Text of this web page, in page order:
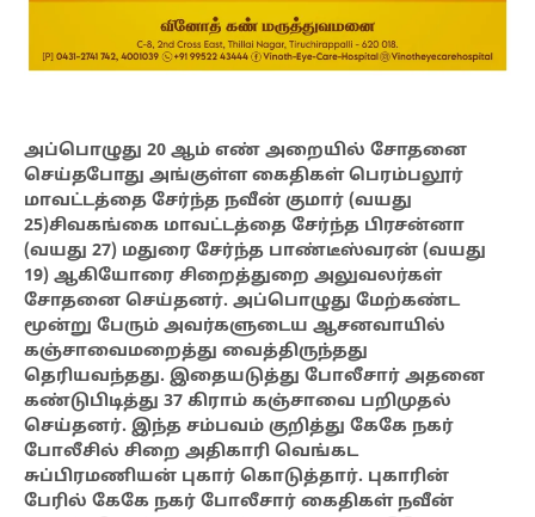
அப்பொழுது 20 ஆம் எண் அறையில் சோதனை
செய்தபோது அங்குள்ள கைதிகள் பெரம்பலூர்
மாவட்டத்தை சேர்ந்த நவீன் குமார் (வயது
25)சிவகங்கை மாவட்டத்தை சேர்ந்த பிரசன்னா
(வயது 27) மதுரை சேர்ந்த பாண்டீஸ்வரன் (வயது
19) ஆகியோரை சிறைத்துறை அலுவலர்கள்
சோதனை செய்தனர். அப்பொழுது மேற்கண்ட
மூன்று பேரும் அவர்களுடைய ஆசனவாயில்
கஞ்சாவைமறைத்து வைத்திருந்தது
தெரியவந்தது. இதையடுத்து போலீசார் அதனை
கண்டுபிடித்து 37 கிராம் கஞ்சாவை பறிமுதல்
செய்தனர். இந்த சம்பவம் குறித்து கேகே நகர்
போலீசில் சிறை அதிகாரி வெங்கட
சுப்பிரமணியன் புகார் கொடுத்தார். புகாரின்
பேரில் கேகே நகர் போலீசார் கைதிகள் நவீன்